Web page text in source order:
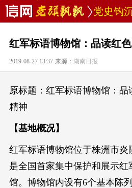
党史钩
红军标语博物馆：品读红
2019-08-27 13:37 来源： 湖南日报
原标题：红军标语博物馆：
精神
【基地概况】
红军标语博物馆位于株洲市炎
是全国首家集中保护和展示红
馆。博物馆内设有6个基本陈